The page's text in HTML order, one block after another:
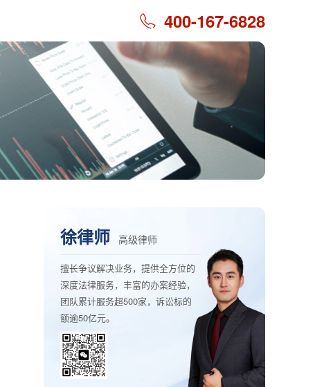
400-167-6828
徐律师 高级律师
擅长争议解决业务，提供全方位的
深度法律服务，丰富的办案经验，
团队累计服务超500家，诉讼标的
额逾50亿元。